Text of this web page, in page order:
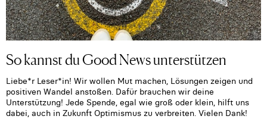
So kannst du Good News unterstützen
Liebe*r Leser*in! Wir wollen Mut machen, Lösungen zeigen und
positiven Wandel anstoßen. Dafür brauchen wir deine
Unterstützung! Jede Spende, egal wie groß oder klein, hilft uns
dabei, auch in Zukunft Optimismus zu verbreiten. Vielen Dank!